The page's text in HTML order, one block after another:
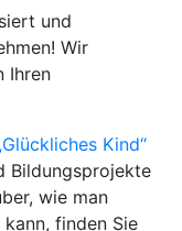
und
Wir
Ihren
Kind“
Bildungsprojekte
wie man
finden Sie